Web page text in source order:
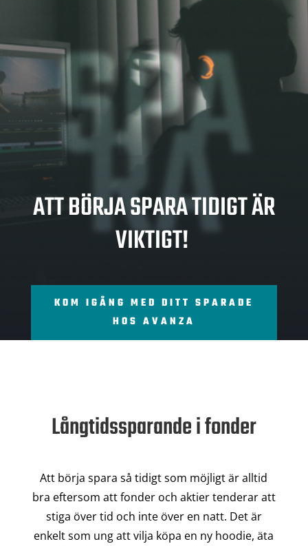
SPA
RA
ATT BÖRJA SPARA TIDIGT ÄR
VIKTIGT!
KOM IGÅNG MED DITT SPARADE
HOS AVANZA
Långtidssparande i fonder
Att börja spara så tidigt som möjligt är alltid
bra eftersom att fonder och aktier tenderar att
stiga över tid och inte över en natt. Det är
enkelt som ung att vilja köpa en ny hoodie, äta